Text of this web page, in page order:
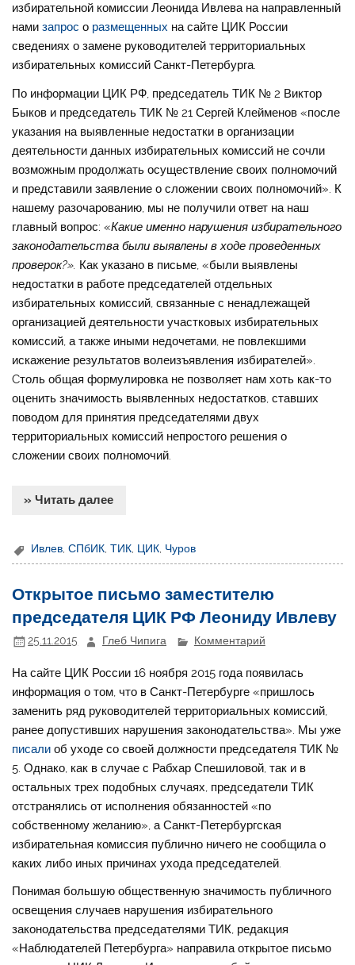
избирательной комиссии Леонида Ивлева на направленный
намизапрос о размещенных на сайте ЦИК России
сведениях о замене руководителей территориальных
избирательных комиссий Санкт-Петербурга.
По информации ЦИК РФ, председатель ТИК № 2 Виктор
Быков и председатель ТИК № 21 Сергей Клейменов «после
указания на выявленные недостатки в организации
деятельности данных избирательных комиссий не сочли
возможным продолжать осуществление своих полномочий
и представили заявление о сложении своих полномочий». К
нашему разочарованию, мы не получили ответ на наш
главный вопрос: «Какие именно нарушения избирательного
законодательства были выявлены в ходе проведенных
проверок?». Как указано в письме, «были выявлены
недостатки в работе председателей отдельных
избирательных комиссий, связанные с ненадлежащей
организацией деятельности участковых избирательных
комиссий, а также иными недочетами, не повлекшими
искажение результатов волеизъявления избирателей».
Cтоль общая формулировка не позволяет нам хоть как-то
оценить значимость выявленных недостатков, ставших
поводом для принятия председателями двух
территориальных комиссий непростого решения о
сложении своих полномочий.
» Читать далее
Ивлев,СПбИК,ТИК, ЦИК, Чуров
Открытое письмо заместителю
председателя ЦИК РФ Леониду Ивлеву
25.11.2015 Глеб Чипига Комментарий
На сайте ЦИК России 16 ноября 2015 года появилась
информация о том, что в Санкт-Петербурге «пришлось
заменить ряд руководителей территориальных комиссий,
ранее допустивших нарушения законодательства». Мы уже
писали об уходе со своей должности председателя ТИК №
5. Однако, как в случае с Рабхар Спешиловой, так и в
остальных трех подобных случаях, председатели ТИК
отстранялись от исполнения обязанностей «по
собственному желанию», а Санкт-Петербургская
избирательная комиссия публично ничего не сообщила о
каких либо иных причинах ухода председателей.
Понимая большую общественную значимость публичного
освещения случаев нарушения избирательного
законодательства председателями ТИК, редакция
«Наблюдателей Петербурга» направила открытое письмо